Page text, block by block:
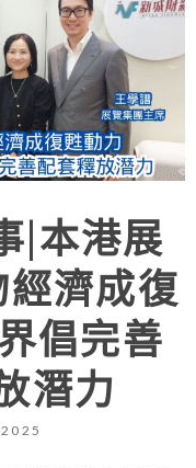
|本港展
濟成復
倡完善
潛力